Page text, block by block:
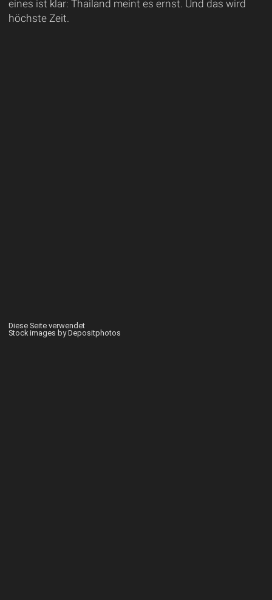
eines ist klar: Thailand meint es ernst. Und das wird
höchste Zeit.
Diese Seite verwendet
Stock images by Depositphotos